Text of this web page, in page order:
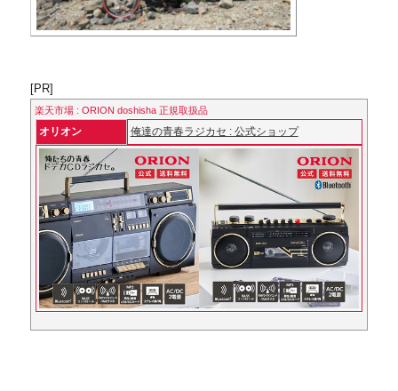
[PR]
楽天市場 : ORION doshisha 正規取扱品
オリオン 俺達の青春ラジカセ : 公式ショップ